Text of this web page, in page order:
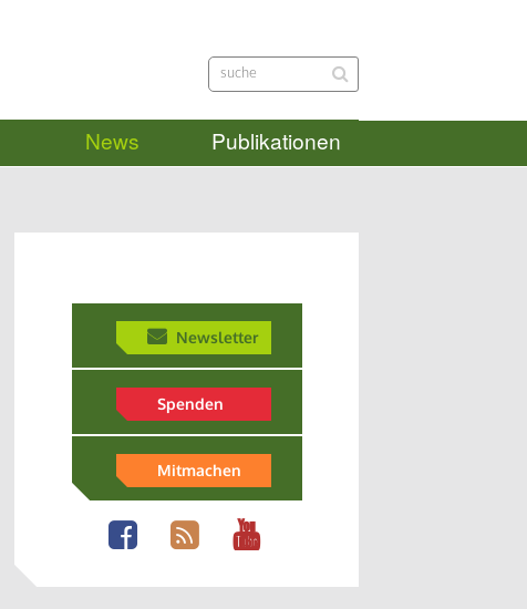
News Publikationen
Newsletter
Spenden
Mitmachen